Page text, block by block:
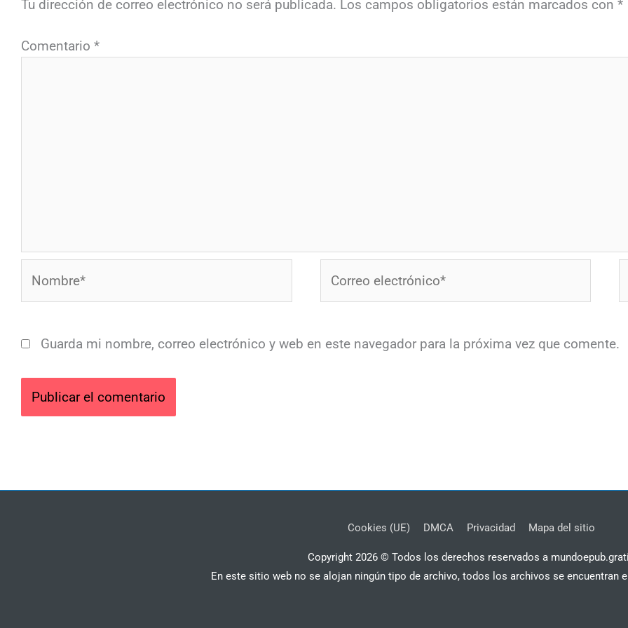
Tu dirección de correo electrónico no será publicada. Los campos obligatorios están marcados con *
Comentario *
Guarda mi nombre, correo electrónico y web en este navegador para la próxima vez que comente.
Cookies (UE) DMCA Privacidad Mapa del sitio
Copyright 2026 © Todos los derechos reservados a
En este sitio web no se alojan ningún tipo de archivo, todos los archivos se encuentran